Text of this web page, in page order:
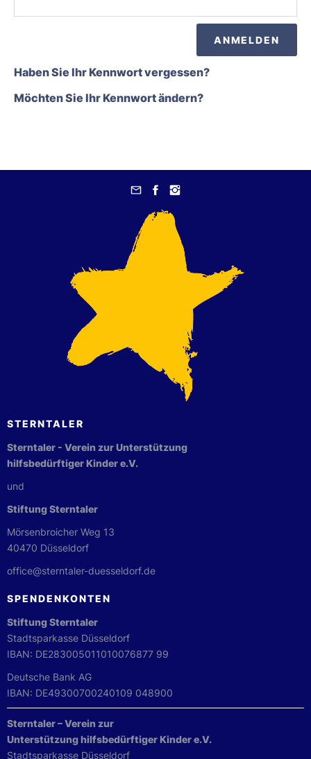
Haben Sie Ihr Kennwort vergessen?
Möchten Sie Ihr Kennwort ändern?
STERNTALER
Sterntaler - Verein zur Unterstützung
hilfsbedürftiger Kinder e.V.
und
Stiftung Sterntaler
Mörsenbroicher Weg 13
40470 Düsseldorf
office@sterntaler-duesseldorf.de
SPENDENKONTEN
Stiftung Sterntaler
Stadtsparkasse Düsseldorf
IBAN: DE283005011010076877 99
Deutsche Bank AG
IBAN: DE49300700240109 048900
Sterntaler – Verein zur
Unterstützung hilfsbedürftiger Kinder e.V.
Stadtsparkasse Düsseldorf